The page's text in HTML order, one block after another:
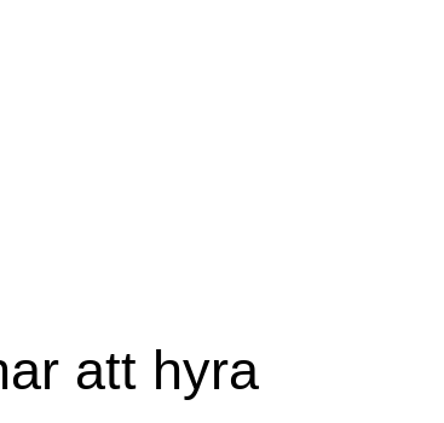
att hyra